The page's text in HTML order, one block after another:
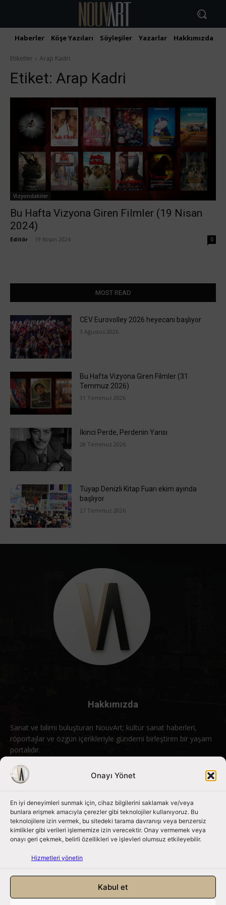
Onayı Yönet
En iyi deneyimleri sunmak için, cihaz bilgilerini saklamak ve/veya
bunlara erişmek amacıyla çerezler gibi teknolojiler kullanıyoruz. Bu
teknolojilere izin vermek, bu sitedeki tarama davranışı veya benzersiz
kimlikler gibi verileri işlememize izin verecektir. Onay vermemek veya
onayı geri çekmek, belirli özellikleri ve işlevleri olumsuz etkileyebilir.
Hizmetleri yönetin
Kabul et
Haberler Köşe Yazıları Söyleşiler Yazarlar Hakkımızda
Etiketler Arap Kadri
Etiket: Arap Kadri
Vizyondakiler
Bu Hafta Vizyona Giren Filmler (19 Nisan
2024)
Editör 19 Nisan 2024 0
MOST READ
CEV Eurovolley 2026 heyecanı başlıyor
3 Ağustos 2026
Bu Hafta Vizyona Giren Filmler (31
Temmuz 2026)
31 Temmuz 2026
İkinci Perde, Perdenin Yarısı
28 Temmuz 2026
Tüyap Denizli Kitap Fuarı ekim ayında
başlıyor
27 Temmuz 2026
Hakkımızda
Sanat ve bilimi buluşturan NouvArt; kültür sanat haberleri,
röportajlar ve özgün içerikleriyle gündemi birleştiren bir yaşam
portalıdır.
Bizimle iletişime geçin: info@nouvart.net
Bizi Takip Edin